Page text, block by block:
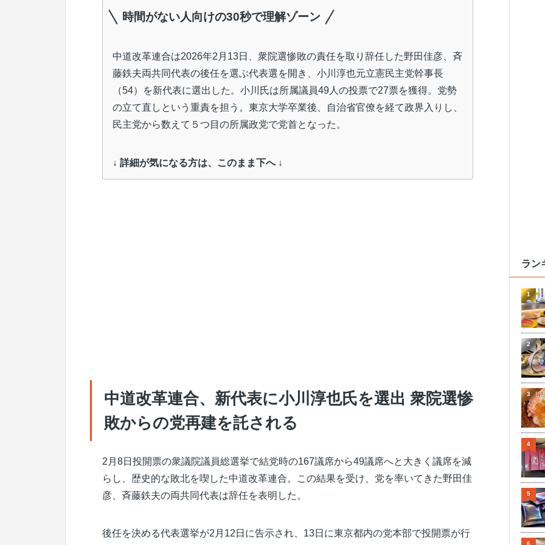
時間がない人向けの30秒で理解ゾーン
中道改革連合は2026年2月13日、衆院選惨敗の責任を取り辞任した野田佳彦、斉
藤鉄夫両共同代表の後任を選ぶ代表選を開き、小川淳也元立憲民主党幹事長
（54）を新代表に選出した。小川氏は所属議員49人の投票で27票を獲得。党勢
の立て直しという重責を担う。東京大学卒業後、自治省官僚を経て政界入りし、
民主党から数えて５つ目の所属政党で党首となった。
↓ 詳細が気になる方は、このまま下へ ↓
中道改革連合、新代表に小川淳也氏を選出 衆院選惨
敗からの党再建を託される
2月8日投開票の衆議院議員総選挙で結党時の167議席から49議席へと大きく議席を減
らし、歴史的な敗北を喫した中道改革連合。この結果を受け、党を率いてきた野田佳
彦、斉藤鉄夫の両共同代表は辞任を表明した。
後任を決める代表選挙が2月12日に告示され、13日に東京都内の党本部で投開票が行
ラン
1
2
3
4
5
6